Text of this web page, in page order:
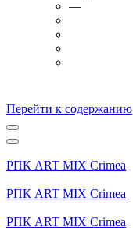
—
Перейти к содержанию
РПК ART MIX Crimea
РПК ART MIX Crimea
РПК ART MIX Crimea